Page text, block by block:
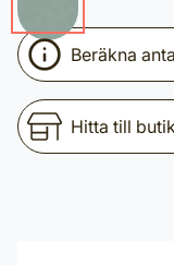
Beräkna
Hitta till